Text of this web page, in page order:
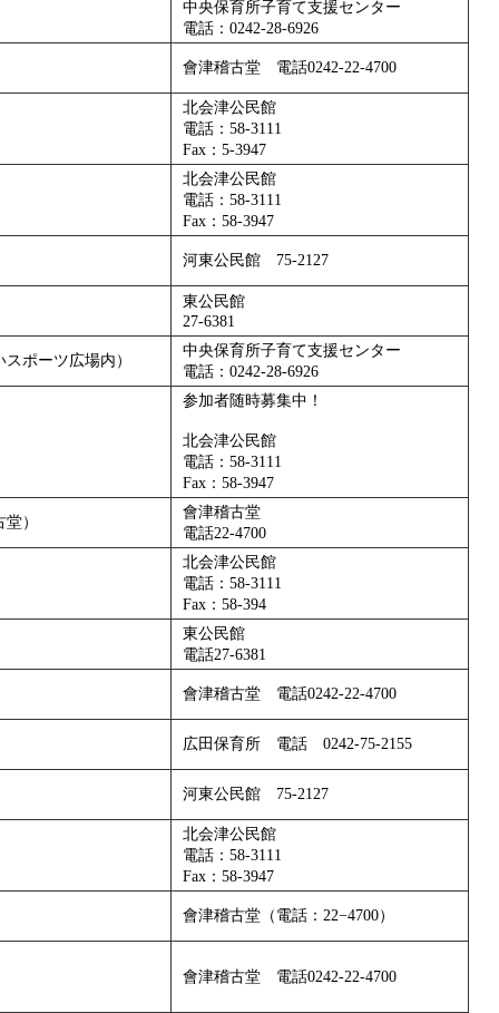
中央保育所子育て支援センター
電話：0242-28-6926
會津稽古堂 電話0242-22-4700
北会津公民館
電話：58-3111
Fax：5-3947
北会津公民館
電話：58-3111
Fax：58-3947
河東公民館 75-2127
東公民館
27-6381
ポーツ広場内）
中央保育所子育て支援センター
電話：0242-28-6926
参加者随時募集中！
北会津公民館
電話：58-3111
Fax：58-3947
）
會津稽古堂
電話22-4700
北会津公民館
電話：58-3111
Fax：58-394
東公民館
電話27-6381
會津稽古堂 電話0242-22-4700
広田保育所 電話 0242-75-2155
河東公民館 75-2127
北会津公民館
電話：58-3111
Fax：58-3947
會津稽古堂（電話：22−4700）
會津稽古堂 電話0242-22-4700